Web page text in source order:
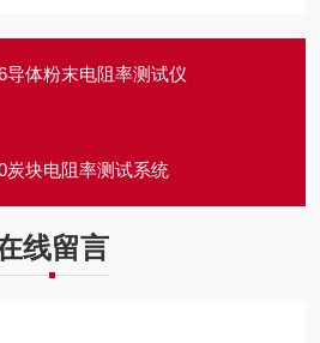
导体粉末电阻率测试仪
炭块电阻率测试系统
线留言